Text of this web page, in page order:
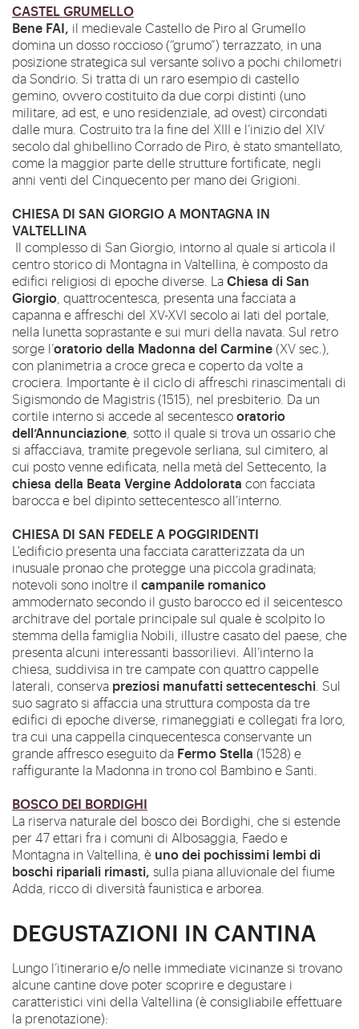
CASTEL GRUMELLO
Bene FAI, il medievale Castello de Piro al Grumello
domina un dosso roccioso (“grumo”) terrazzato, in una
posizione strategica sul versante solivo a pochi chilometri
da Sondrio. Si tratta di un raro esempio di castello
gemino, ovvero costituito da due corpi distinti (uno
militare, ad est, e uno residenziale, ad ovest) circondati
dalle mura. Costruito tra la fine del XIII e l’inizio del XIV
secolo dal ghibellino Corrado de Piro, è stato smantellato,
come la maggior parte delle strutture fortificate, negli
anni venti del Cinquecento per mano dei Grigioni.
CHIESA DI SAN GIORGIO A MONTAGNA IN
VALTELLINA
Il complesso di San Giorgio, intorno al quale si articola il
centro storico di Montagna in Valtellina, è composto da
edifici religiosi di epoche diverse. LaChiesa di San
Giorgio , quattrocentesca, presenta una facciata a
capanna e affreschi del XV-XVI secolo ai lati del portale,
nella lunetta soprastante e sui muri della navata. Sul retro
sorge l’oratorio della Madonna del Carmine (XV sec.),
con planimetria a croce greca e coperto da volte a
crociera. Importante è il ciclo di affreschi rinascimentali di
Sigismondo de Magistris (1515), nel presbiterio. Da un
cortile interno si accede al secentescooratorio
dell’Annunciazione , sotto il quale si trova un ossario che
si affacciava, tramite pregevole serliana, sul cimitero, al
cui posto venne edificata, nella metà del Settecento, la
chiesa della Beata Vergine Addolorata con facciata
barocca e bel dipinto settecentesco all’interno.
CHIESA DI SAN FEDELE A POGGIRIDENTI
L'edificio presenta una facciata caratterizzata da un
inusuale pronao che protegge una piccola gradinata;
notevoli sono inoltre il campanile romanico
ammodernato secondo il gusto barocco ed il seicentesco
architrave del portale principale sul quale è scolpito lo
stemma della famiglia Nobili, illustre casato del paese, che
presenta alcuni interessanti bassorilievi. All‘interno la
chiesa, suddivisa in tre campate con quattro cappelle
laterali, conserva preziosi manufatti settecenteschi . Sul
suo sagrato si affaccia una struttura composta da tre
edifici di epoche diverse, rimaneggiati e collegati fra loro,
tra cui una cappella cinquecentesca conservante un
grande affresco eseguito da Fermo Stella (1528) e
raffigurante la Madonna in trono col Bambino e Santi.
BOSCO DEI BORDIGHI
La riserva naturale del bosco dei Bordighi, che si estende
per 47 ettari fra i comuni di Albosaggia, Faedo e
Montagna in Valtellina, è uno dei pochissimi lembi di
boschi ripariali rimasti, sulla piana alluvionale del fiume
Adda, ricco di diversità faunistica e arborea.
DEGUSTAZIONI IN CANTINA
Lungo l’itinerario e/o nelle immediate vicinanze si trovano
alcune cantine dove poter scoprire e degustare i
caratteristici vini della Valtellina (è consigliabile effettuare
la prenotazione):